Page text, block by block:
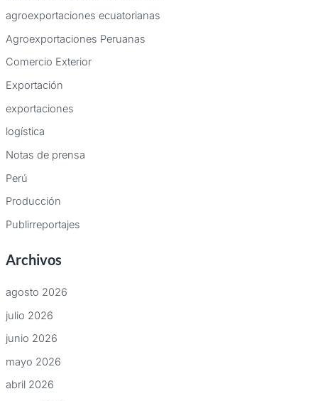
agroexportaciones ecuatorianas
Agroexportaciones Peruanas
Comercio Exterior
Exportación
exportaciones
logística
Notas de prensa
Perú
Producción
Publirreportajes
Archivos
agosto 2026
julio 2026
junio 2026
mayo 2026
abril 2026